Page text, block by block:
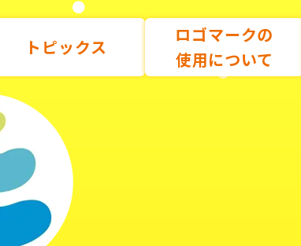
トピックス
ロゴマークの
使用について